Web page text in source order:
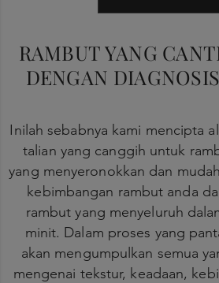
RAMBUT YANG
DENGAN
Inilah sebabnya kami mencipta
talian yang canggih untuk
yang menyeronokkan dan
kebimbangan rambut anda
rambut yang menyeluruh
minit. Dalam proses yang
akan mengumpulkan semua
mengenai tekstur, keadaan,